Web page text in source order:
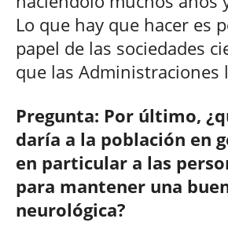
Lo que hay que hacer es
papel de las sociedades
que las Administraciones
Pregunta: Por último,
daría a la población en
en particular a las
para mantener una
neurológica?